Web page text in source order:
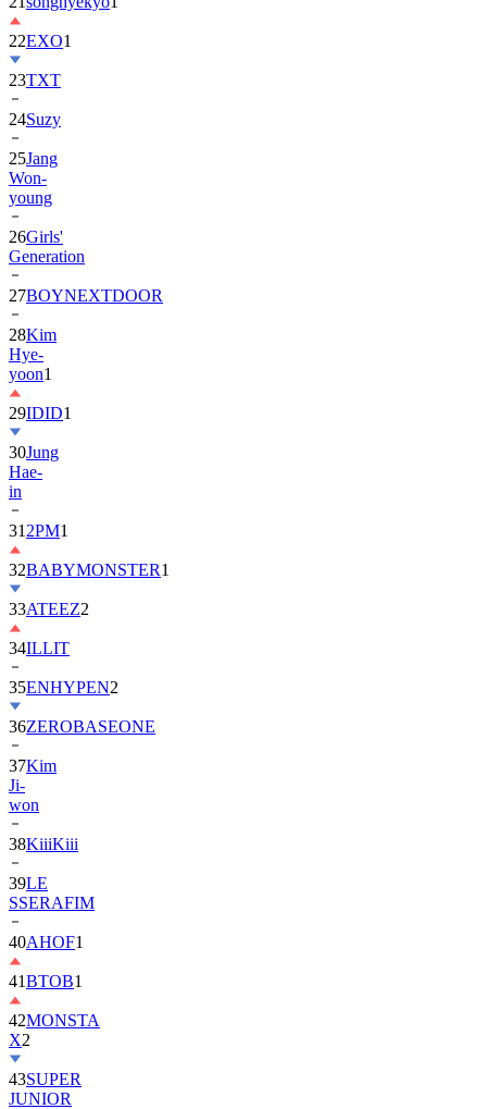
22EXO1
23TXT
24Suzy
25Jang
Won-
young
26Girls'
Generation
27BOYNEXTDOOR
28Kim
Hye-
yoon1
29IDID1
30Jung
Hae-
in
31 2PM1
32BABYMONSTER1
33ATEEZ2
34ILLIT
35ENHYPEN2
36ZEROBASEONE
37Kim
Ji-
won
38KiiiKiii
39LE
SSERAFIM
40AHOF1
41BTOB1
42MONSTA
X2
43SUPER
JUNIOR